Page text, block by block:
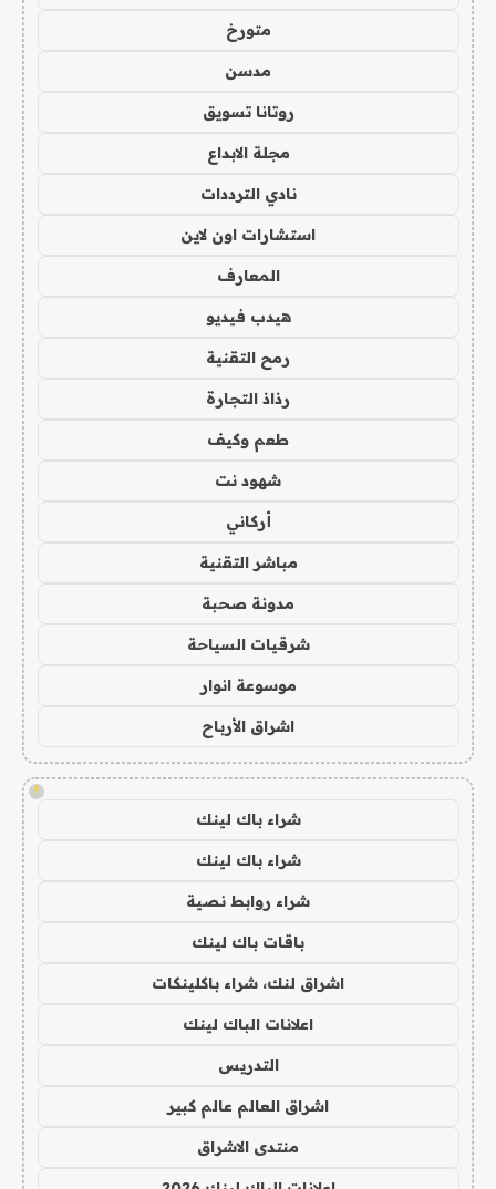
متورخ
مدسن
روتانا تسويق
مجلة الابداع
نادي الترددات
استشارات اون لاين
المعارف
هيدب فيديو
رمح التقنية
رذاذ التجارة
طعم وكيف
شهود نت
أركاني
مباشر التقنية
مدونة صحبة
شرقيات السياحة
موسوعة انوار
اشراق الأرباح
!
شراء باك لينك
شراء باك لينك
شراء روابط نصية
باقات باك لينك
اشراق لنك، شراء باكلينكات
اعلانات الباك لينك
التدريس
اشراق العالم عالم كبير
منتدى الاشراق